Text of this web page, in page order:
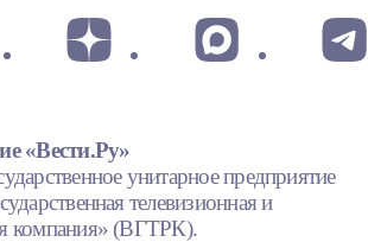
«Вести.Ру»
унитарное предприятие
телевизионная и
компания» (ВГТРК).